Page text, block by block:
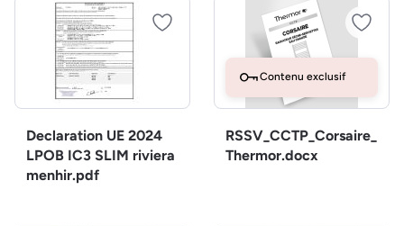
Declaration UE 2024
LPOB IC3 SLIM riviera
menhir.pdf
Contenu exclusif
RSSV_CCTP_Corsaire_
Thermor.docx